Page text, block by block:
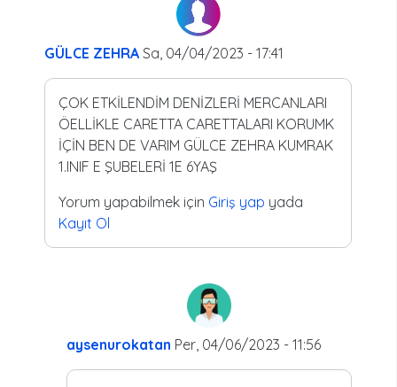
GÜLCE ZEHRA Sa, 04/04/2023 - 17:41
ÇOK ETKİLENDİM DENİZLERİ MERCANLARI
ÖELLİKLE CARETTA CARETTALARI KORUMK
İÇİN BEN DE VARIM GÜLCE ZEHRA KUMRAK
1.INIF E ŞUBELERİ 1E 6YAŞ
Yorum yapabilmek için Giriş yap yada
Kayıt Ol
aysenurokatan Per, 04/06/2023 - 11:56
In